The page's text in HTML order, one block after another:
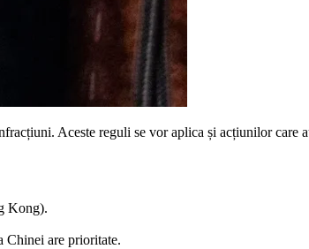
Aceste reguli se vor aplica și acțiunilor care
Kong).
Chinei are prioritate.